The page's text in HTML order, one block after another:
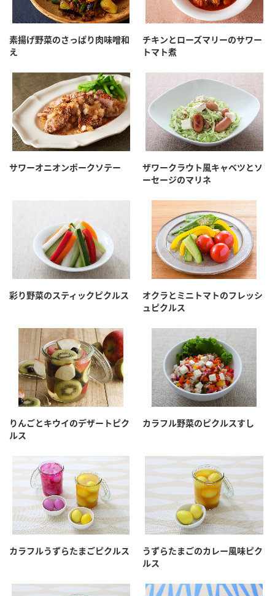
素揚げ野菜のさっぱり肉味噌和
え
チキンとローズマリーのサワー
トマト煮
サワーオニオンポークソテー
ザワークラウト風キャベツとソ
ーセージのマリネ
彩り野菜のスティックピクルス
オクラとミニトマトのフレッシ
ュピクルス
りんごとキウイのデザートピク
ルス
カラフル野菜のピクルスすし
カラフルうずらたまごピクルス
うずらたまごのカレー風味ピク
ルス